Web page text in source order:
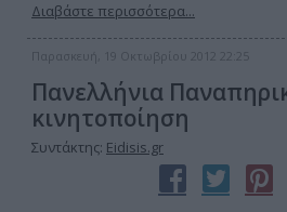
Διαβάστε περισσότερα...
Παρασκευή, 19 Οκτωβρίου 2012 22:25
Πανελλήνια
κινητοποίηση
Συντάκτης: Eidisis.gr